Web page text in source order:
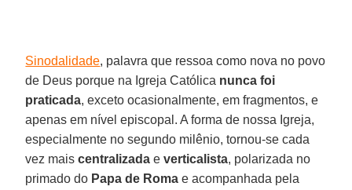
Sinodalidade, palavra que ressoa como nova no povo
de Deus porque na Igreja Católica nunca foi
praticada, exceto ocasionalmente, em fragmentos, e
apenas em nível episcopal. A forma de nossa Igreja,
especialmente no segundo milênio, tornou-se cada
vez maiscentralizada everticalista, polarizada no
primado do Papa de Roma e acompanhada pela